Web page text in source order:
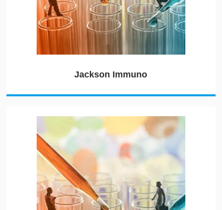
Jackson Immuno